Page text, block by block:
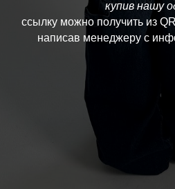
купив нашу
ссылку можно получить из
написав менеджеру с